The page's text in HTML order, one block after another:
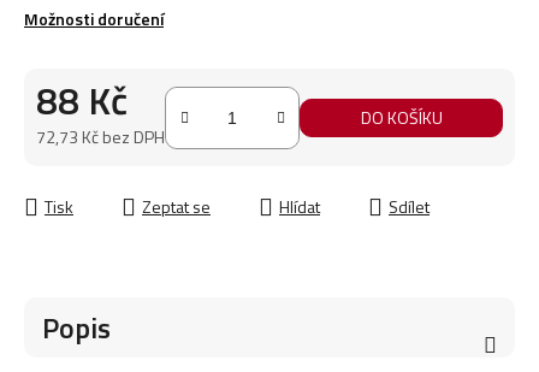
Možnosti doručení
88 Kč
72,73 Kč bez DPH
DO KOŠÍKU
Tisk Zeptat se Hlídat Sdílet
Popis